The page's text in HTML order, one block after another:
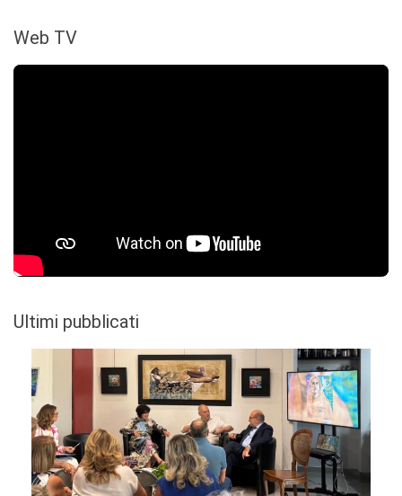
Web TV
Ultimi pubblicati